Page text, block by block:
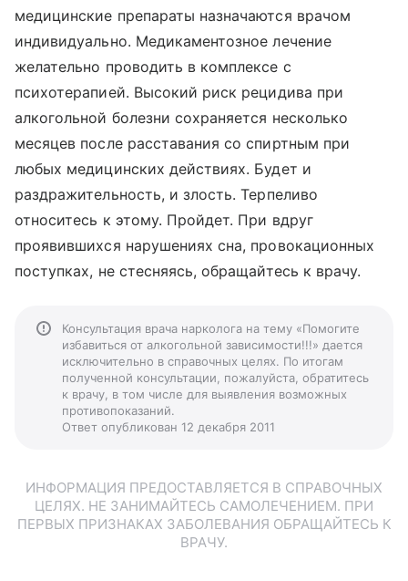
медицинские препараты назначаются врачом
индивидуально. Медикаментозное лечение
желательно проводить в комплексе с
психотерапией. Высокий риск рецидива при
алкогольной болезни сохраняется несколько
месяцев после расставания со спиртным при
любых медицинских действиях. Будет и
раздражительность, и злость. Терпеливо
относитесь к этому. Пройдет. При вдруг
проявившихся нарушениях сна, провокационных
поступках, не стесняясь, обращайтесь к врачу.
Консультация врача нарколога на тему «Помогите
избавиться от алкогольной зависимости!!!» дается
исключительно в справочных целях. По итогам
полученной консультации, пожалуйста, обратитесь
к врачу, в том числе для выявления возможных
противопоказаний.
Ответ опубликован 12 декабря 2011
ИНФОРМАЦИЯ ПРЕДОСТАВЛЯЕТСЯ В СПРАВОЧНЫХ
ЦЕЛЯХ. НЕ ЗАНИМАЙТЕСЬ САМОЛЕЧЕНИЕМ. ПРИ
ПЕРВЫХ ПРИЗНАКАХ ЗАБОЛЕВАНИЯ ОБРАЩАЙТЕСЬ К
ВРАЧУ.